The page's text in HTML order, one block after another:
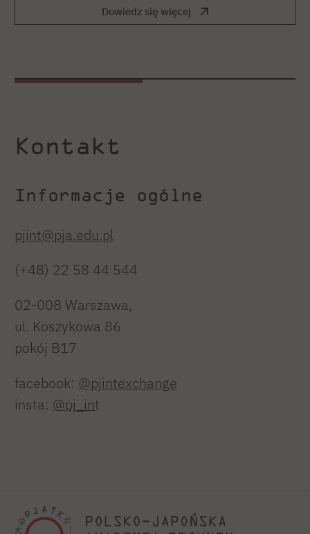
Dowiedz się więcej
Kontakt
Informacje ogólne
pjint@pja.edu.pl
(+48) 22 58 44 544
02-008 Warszawa,
ul. Koszykowa 86
pokój B17
facebook: @pjintexchange
insta: @pj_int